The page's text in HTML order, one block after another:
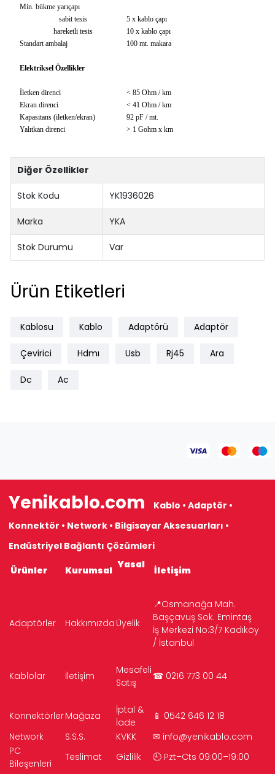
Min. bükme yarıçapı
sabit tesis
5 x kablo çapı
hareketli tesis
10 x kablo çapı
Standart ambalaj
100 mt. makara
Elektriksel Özellikler
İletken direnci
< 85 Ohm / km
Ekran direnci
< 41 Ohm / km
Kapasitans (iletken/ekran)
92 pF / mt.
Yalıtkan direnci
> 1 Gohm x km
Diğer Özellikler
Stok Kodu YK1936026
Marka YKA
Stok Durumu Var
Ürün Etiketleri
Kablosu Kablo Adaptörü Adaptör
Çevirici Hdmı Usb Rj45 Ara
Dc Ac
Yenikablo.com
Kablo • Adaptör •
Konnektör • Network • Bilgisayar Aksesuarları •
Endüstriyel Bağlantı Çözümleri
Ürünler
Kurumsal Yasal İletişim
Adaptörler Hakkımızda Üyelik
📍Osmanağa Mah.
Başçavuş Sok. Emintaş
İş Merkezi No:3/7 Kadıköy
/ İstanbul
Kablolar İletişim
Mesafeli
Satış
☎ 0216 773 00 44
KonnektörlerMağaza
İptal &
İade
📱 0542 646 12 18
Network
S.S.S. KVKK ✉ info@yenikablo.com
PC
Bileşenleri
Teslimat Gizlilik 🕘 Pzt–Cts 09:00–19:00